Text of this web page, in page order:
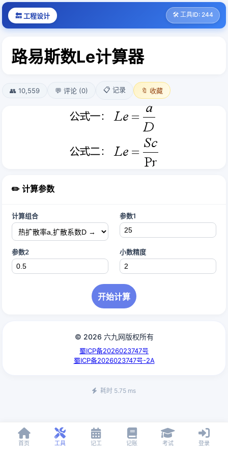
🔙 工程设计 🛠️ 工具ID: 244
路易斯数Le计算器
👥 10,559 💬 评论 (0) 📋 记录 🔖 收藏
✏️ 计算参数
计算组合 参数1
参数2 小数精度
开始计算
© 2026 六九网版权所有
蜀ICP备2026023747号
蜀ICP备2026023747号-2A
耗时 5.75 ms
首页 工具 记工 记账 考试 登录